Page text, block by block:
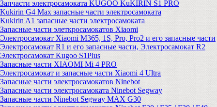
Запчасти электросамоката KUGOO KuKIRIN S1 PRO
Kukirin G4 Max запасные части электросамоката
Kukirin A1 запасные части электросамоката
Запасные части элеткросамокатов Xiaomi
Электросамокат Xiaomi M365, 1S, Pro, Pro2 и его запасные части
Электросамокат R1 и его запасные части, Электросамокат R2
Электросамокат Kugoo S1Plus
Запасные части XIAOMI Mi 4 PRO
Электросамокат и запасные части Xiaomi 4 Ultra
Запасные части электросамокатов Ninebot
Запасные части электросамоката Ninebot Segway
Запасные части Ninebot Segway MAX G30